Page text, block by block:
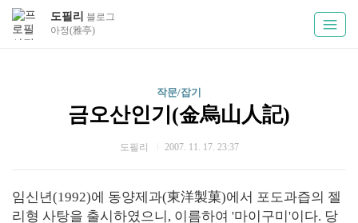
도필리 블로그
아정(雅亭)
작문/잡기
금오산인기(金烏山人記)
도필리 2007. 11. 17. 23:37
임신년(1992)에 동양제과(東洋製菓)에서 포도과즙의 젤
리형 사탕을 출시하였으니, 이름하여 '마이구미'이다. 당